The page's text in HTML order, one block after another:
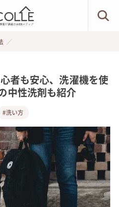
者も安心、洗濯機を使
中性洗剤も紹介
#洗い方